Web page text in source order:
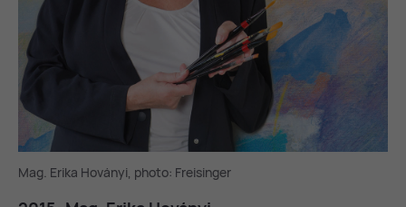
Mag. Erika Hoványi, photo: Freisinger